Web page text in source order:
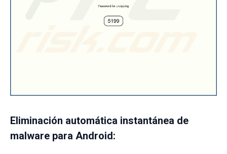
Eliminación automática instantánea de
malware para Android: